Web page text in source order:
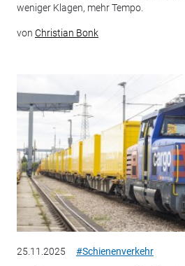
weniger Klagen, mehr Tempo.
von Christian Bonk
25.11.2025 #Schienenverkehr